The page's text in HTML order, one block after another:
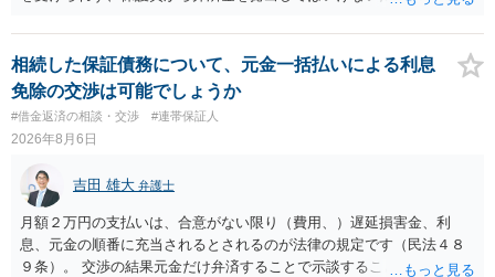
士費用は法テラスが負担し、裁判所の予納金等も法テラスが援助して
くれるため、弁護士へ自己破産を任せれば解決します。
相続した保証債務について、元金一括払いによる利息
免除の交渉は可能でしょうか
#借金返済の相談・交渉 #連帯保証人
2026年8月6日
吉田 雄大 弁護士
月額２万円の支払いは、合意がない限り（費用、）遅延損害金、利
息、元金の順番に充当されるとされるのが法律の規定です（民法４８
９条）。 交渉の結果元金だけ弁済することで示談することは、弁護士